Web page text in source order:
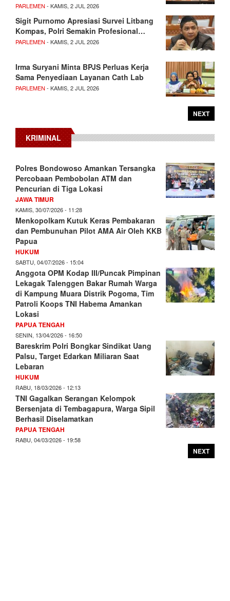
PARLEMEN - KAMIS, 2 JUL 2026
Sigit Purnomo Apresiasi Survei Litbang
Kompas, Polri Semakin Profesional…
PARLEMEN - KAMIS, 2 JUL 2026
Irma Suryani Minta BPJS Perluas Kerja
Sama Penyediaan Layanan Cath Lab
PARLEMEN - KAMIS, 2 JUL 2026
NEXT
KRIMINAL
Polres Bondowoso Amankan Tersangka
Percobaan Pembobolan ATM dan
Pencurian di Tiga Lokasi
JAWA TIMUR
KAMIS, 30/07/2026 - 11:28
Menkopolkam Kutuk Keras Pembakaran
dan Pembunuhan Pilot AMA Air Oleh KKB
Papua
HUKUM
SABTU, 04/07/2026 - 15:04
Anggota OPM Kodap III/Puncak Pimpinan
Lekagak Talenggen Bakar Rumah Warga
di Kampung Muara Distrik Pogoma, Tim
Patroli Koops TNI Habema Amankan
Lokasi
PAPUA TENGAH
SENIN, 13/04/2026 - 16:50
Bareskrim Polri Bongkar Sindikat Uang
Palsu, Target Edarkan Miliaran Saat
Lebaran
HUKUM
RABU, 18/03/2026 - 12:13
TNI Gagalkan Serangan Kelompok
Bersenjata di Tembagapura, Warga Sipil
Berhasil Diselamatkan
PAPUA TENGAH
RABU, 04/03/2026 - 19:58
NEXT